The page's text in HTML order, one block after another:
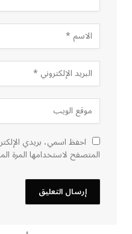
احفظ اسمي، بريدي
المتصفح لاستخدامها المرة